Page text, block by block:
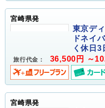
宮崎県発
東京デ
ドネイ
く休日
旅行代金： 36,500円 ～
宮崎県発